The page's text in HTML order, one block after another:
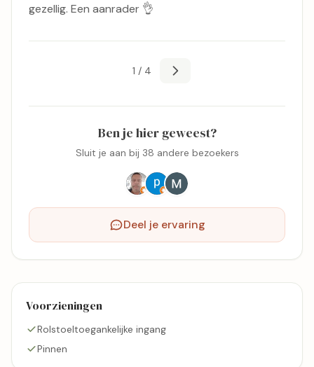
gezellig. Een aanrader 👌
1 / 4
Ben je hier geweest?
Sluit je aan bij 38 andere bezoekers
Deel je ervaring
Voorzieningen
Rolstoeltoegankelijke ingang
Pinnen